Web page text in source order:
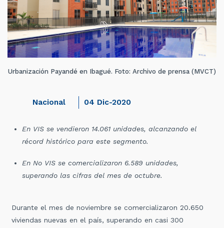
Urbanización Payandé en Ibagué. Foto: Archivo de prensa (MVCT)
Nacional 04 Dic-2020
En VIS se vendieron 14.061 unidades, alcanzando el
récord histórico para este segmento.
En No VIS se comercializaron 6.589 unidades,
superando las cifras del mes de octubre.
Durante el mes de noviembre se comercializaron 20.650
viviendas nuevas en el país, superando en casi 300